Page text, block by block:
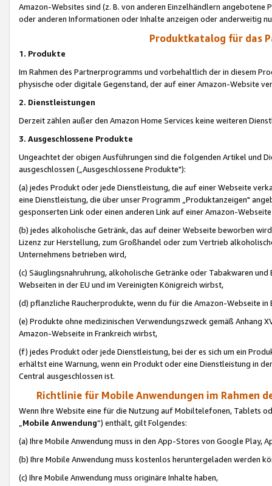
Amazon-Websites sind (z. B. von anderen Einzelhändlern
oder anderen Informationen oder Inhalte anzeigen oder anderweitig
Produktkatalog für das
1. Produkte
Im Rahmen des Partnerprogramms und vorbehaltlich der in diesem
physische oder digitale Gegenstand, der auf einer Amazon-Website
2. Dienstleistungen
Derzeit zählen außer den Amazon Home Services keine weiteren
3. Ausgeschlossene Produkte
Ungeachtet der obigen Ausführungen sind die folgenden Artikel und
ausgeschlossen („Ausgeschlossene Produkte"):
(a) jedes Produkt oder jede Dienstleistung, die auf einer Webseite
eine Dienstleistung, die über unser Programm „Produktanzeigen"
gesponserten Link oder einen anderen Link auf einer Amazon-
(b) jedes alkoholische Getränk, das auf deiner Webseite beworben
Lizenz zur Herstellung, zum Großhandel oder zum Vertrieb
Unternehmens betrieben wird,
(c) Säuglingsnahruhrung, alkoholische Getränke oder Tabakwaren
Webseiten in der EU und im Vereinigten Königreich wirbst,
(d) pflanzliche Raucherprodukte, wenn du für die Amazon-Webseite in
(e) Produkte ohne medizinischen Verwendungszweck gemäß Anhang
Amazon-Webseite in Frankreich wirbst,
(f) jedes Produkt oder jede Dienstleistung, bei der es sich um ein
erhältst eine Warnung, wenn ein Produkt oder eine Dienstleistung in
Central ausgeschlossen ist.
Richtlinie für Mobile Anwendungen im Rahmen
Wenn Ihre Website eine für die Nutzung auf Mobiltelefonen, Tablets
„Mobile Anwendung“) enthält, gilt Folgendes:
(a) Ihre Mobile Anwendung muss in den App-Stores von Google Play,
(b) Ihre Mobile Anwendung muss kostenlos heruntergeladen werden
(c) Ihre Mobile Anwendung muss originäre Inhalte haben,